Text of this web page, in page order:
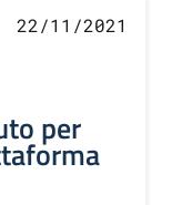
22/11/2021
per